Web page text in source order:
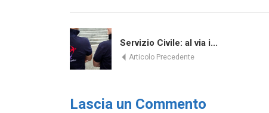
Servizio Civile: al via i...
Articolo Precedente
Lascia un Commento